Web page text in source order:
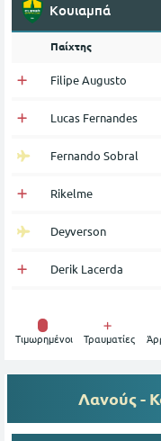
Κουιαμπά
Παίχτης
Filipe Augusto
Lucas Fernandes
Fernando Sobral
Rikelme
Deyverson
Derik Lacerda
Tιμωρημένοι Τραυματίες
Λανούς -